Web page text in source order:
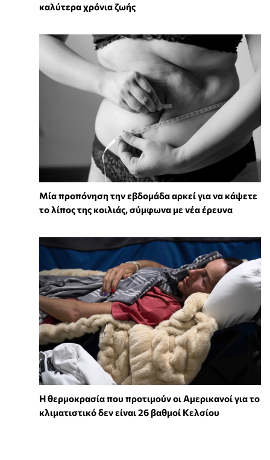
καλύτερα χρόνια ζωής
Μία προπόνηση την εβδομάδα αρκεί για να κάψετε
το λίπος της κοιλιάς, σύμφωνα με νέα έρευνα
Η θερμοκρασία που προτιμούν οι Αμερικανοί για το
κλιματιστικό δεν είναι 26 βαθμοί Κελσίου